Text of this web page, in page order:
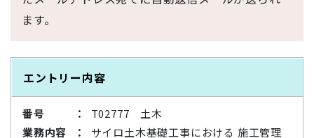
ます。
エントリー内容
番号
T02777 土木
業務内容
サイロ土木基礎工事における 施工管理